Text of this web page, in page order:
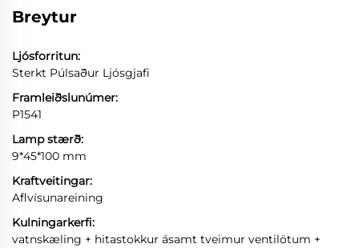
Breytur
Ljósforritun:
Sterkt Púlsaður Ljósgjafi
Framleiðslunúmer:
P1541
Lamp stærð:
9*45*100 mm
Kraftveitingar:
Aflvísunareining
Kulningarkerfi:
vatnskæling + hitastokkur ásamt tveimur ventilötum +